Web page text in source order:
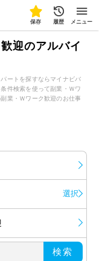
保存 履歴 メニュー
迎のアルバイ
ートを探すならマイナビバ
件検索を使って副業・Ｗワ
業・Ｗワーク歓迎のお仕事
選択
検索